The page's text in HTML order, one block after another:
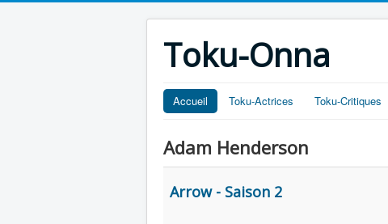
Toku-Onna
Accueil Toku-Actrices Toku-Critiques
Adam Henderson
Arrow - Saison 2